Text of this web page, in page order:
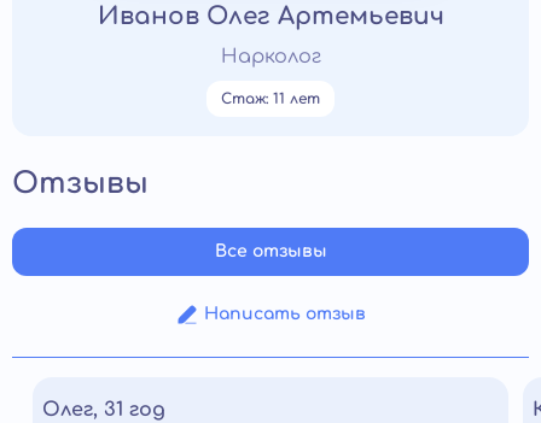
Иванов Олег Артемьевич
Нарколог
Стаж: 11 лет
Отзывы
Написать отзыв
Все отзывы
Олег, 31 год